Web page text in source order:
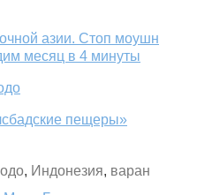
азии. Стоп моушн
месяц в 4 минуты
пещеры»
, Индонезия, варан